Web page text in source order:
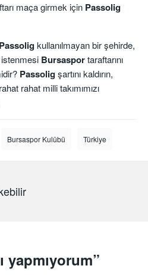
maça girmek için Passolig
Passoligkullanılmayan bir şehirde,
Bursasportaraftarını
Passoligşartını kaldırın,
rahat milli takımımızı
Bursaspor Kulübü Türkiye
yapmıyorum”